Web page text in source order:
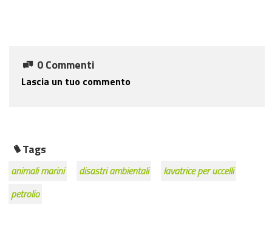
0 Commenti
Lascia un tuo commento
Tags
animali marini disastri ambientali
lavatrice per uccelli
petrolio